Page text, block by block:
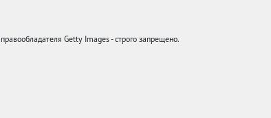
Getty Images - строго запрещено.